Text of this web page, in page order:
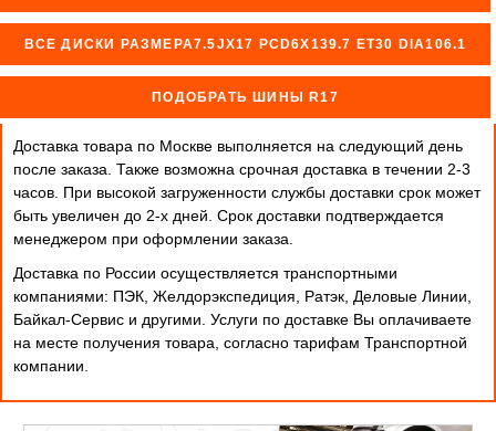
ВСЕ ДИСКИ РАЗМЕРА7.5JX17 PCD6X139.7 ET30 DIA106.1
ПОДОБРАТЬ ШИНЫ R17
Доставка товара по Москве выполняется на следующий день
после заказа. Также возможна срочная доставка в течении 2-3
часов. При высокой загруженности службы доставки срок может
быть увеличен до 2-х дней. Cрок доставки подтверждается
менеджером при оформлении заказа.
Доставка по России осуществляется транспортными
компаниями: ПЭК, Желдорэкспедиция, Ратэк, Деловые Линии,
Байкал-Сервис и другими. Услуги по доставке Вы оплачиваете
на месте получения товара, согласно тарифам Транспортной
компании.